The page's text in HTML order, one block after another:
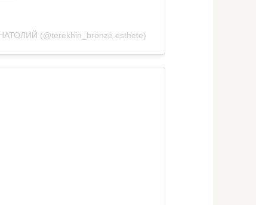
(@terekhin_bronze.esthete)